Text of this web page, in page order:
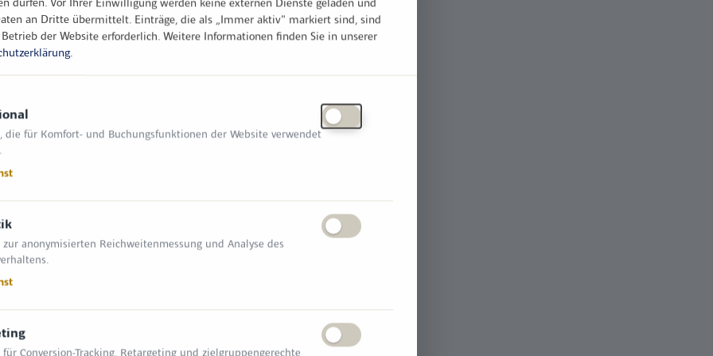
Marktteilnehmenden durch die
und einer hochmodernen, modularen
kitaplus ist mehr als eine reine
Einrichtungen in ganz Deutschland
im sensiblen Bereich der Kinderdaten
Datenschutzstandards (DSGVO,
Rechenzentren betrieben. Zudem ist ein
unseres Serviceversprechens –
an Dritte übermittelt. Einträge, die als „Immer aktiv" markiert sind, sind
der Website erforderlich. Weitere Informationen finden Sie in unserer
.
die für Komfort- und Buchungsfunktionen der Website verwendet
zur anonymisierten Reichweitenmessung und Analyse des
für Conversion-Tracking, Retargeting und zielgruppengerechte